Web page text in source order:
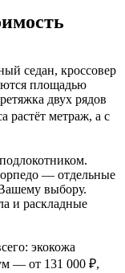
седан, кроссовер
площадью
двух рядов
растёт метраж, а с
— отдельные
выбору.
и раскладные
экокожа
— от 131 000 ₽,